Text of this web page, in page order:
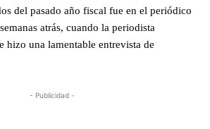
del pasado año fiscal fue en el periódico
atrás, cuando la periodista
hizo una lamentable entrevista de
- Publicidad -